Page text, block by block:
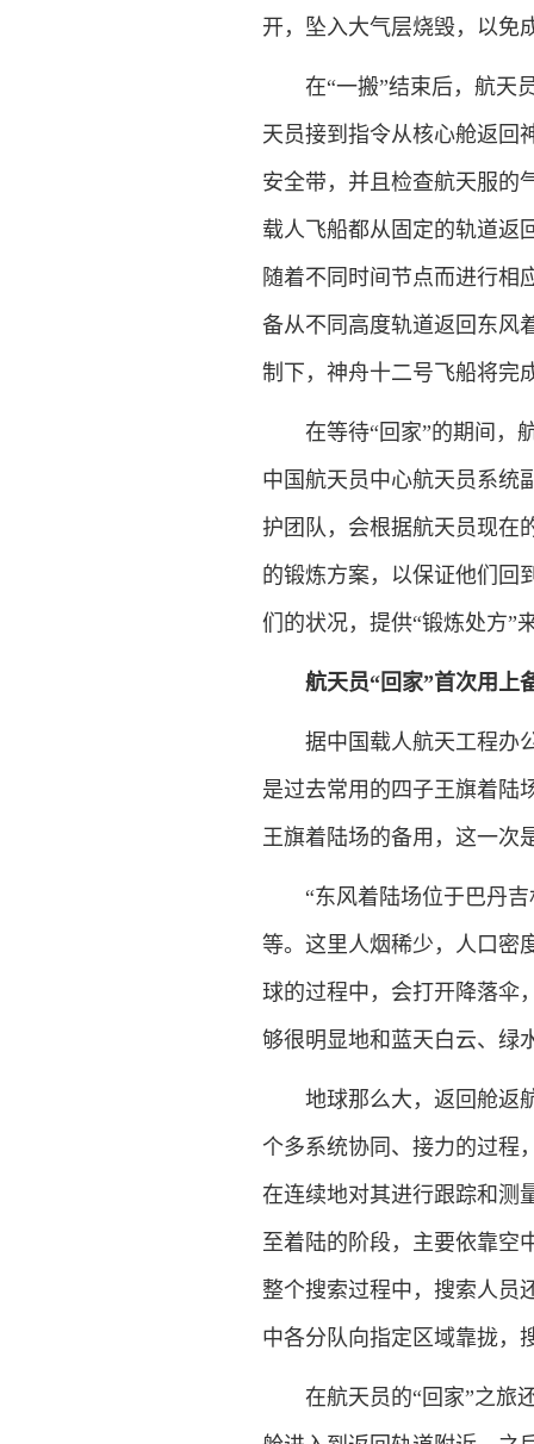
开，坠入大气层烧毁，以免
在“一搬”结束后，航天员
天员接到指令从核心舱返回
安全带，并且检查航天服的
载人飞船都从固定的轨道返
随着不同时间节点而进行相
备从不同高度轨道返回东风
制下，神舟十二号飞船将完
在等待“回家”的期间，航
中国航天员中心航天员系统
护团队，会根据航天员现在
的锻炼方案，以保证他们回
们的状况，提供“锻炼处方”
航天员“回家”首次用上
据中国载人航天工程办公
是过去常用的四子王旗着陆
王旗着陆场的备用，这一次
“东风着陆场位于巴丹吉
等。这里人烟稀少，人口密
球的过程中，会打开降落伞
够很明显地和蓝天白云、绿
地球那么大，返回舱返航
个多系统协同、接力的过程
在连续地对其进行跟踪和测
至着陆的阶段，主要依靠空
整个搜索过程中，搜索人员
中各分队向指定区域靠拢，
在航天员的“回家”之旅还